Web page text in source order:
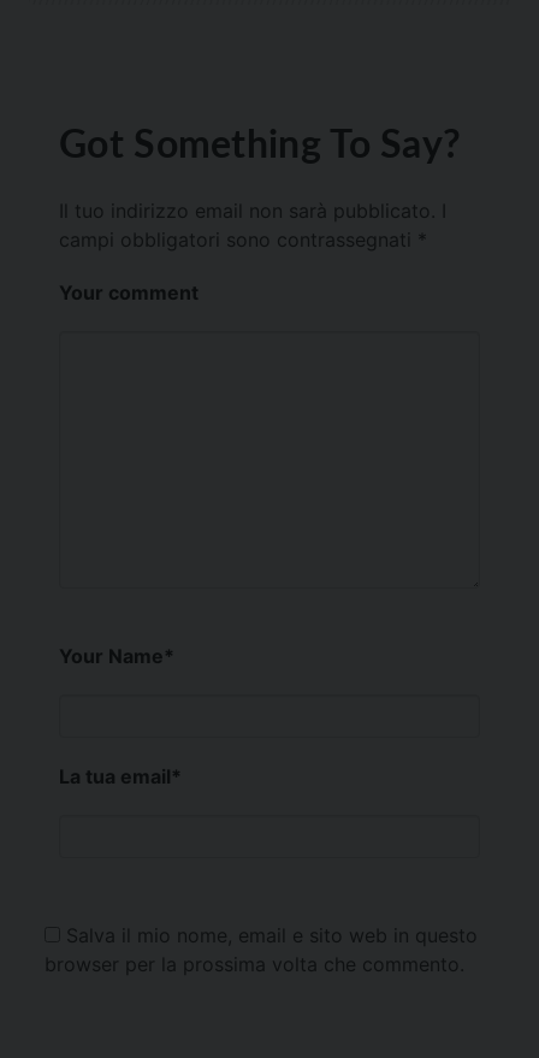
Got Something To Say?
Il tuo indirizzo email non sarà pubblicato.
campi obbligatori sono contrassegnati *
Your comment
Your Name*
La tua email*
Salva il mio nome, email e sito web in questo
browser per la prossima volta che commento.